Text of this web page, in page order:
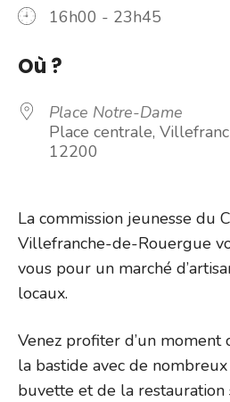
16h00 - 23h45
Où ?
Place Notre-Dame
Place centrale,
12200
La commission jeunesse du
Villefranche-de-Rouergue
vous pour un marché
locaux.
Venez profiter d’un
la bastide avec de
buvette et de la